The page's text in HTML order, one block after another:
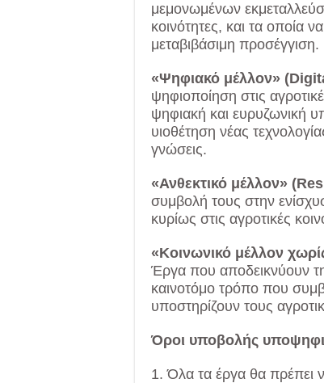
μεμονωμένων
κοινότητες, και τα οποία
μεταβιβάσιμη προσέγγιση.
«Ψηφιακό μέλλον»
ψηφιοποίηση στις
ψηφιακή και ευρυζωνική
υιοθέτηση νέας
γνώσεις.
«Ανθεκτικό μέλλον»
συμβολή τους στην
κυρίως στις αγροτικές
«Κοινωνικό μέλλον
Έργα που αποδεικνύουν
καινοτόμο τρόπο που
υποστηρίζουν τους
Όροι υποβολής
1. Όλα τα έργα θα πρέπει